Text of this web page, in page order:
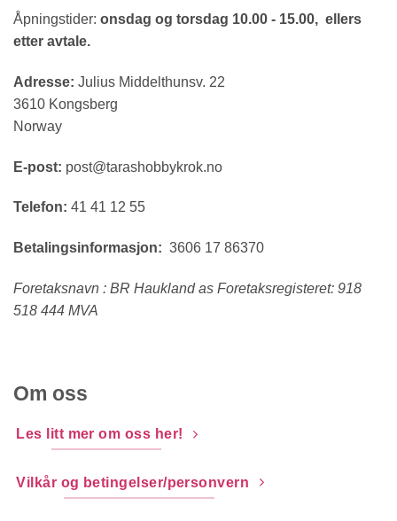
Åpningstider: onsdag og torsdag 10.00 - 15.00, ellers
etter avtale.
Adresse: Julius Middelthunsv. 22
3610 Kongsberg
Norway
E-post: post@tarashobbykrok.no
Telefon: 41 41 12 55
Betalingsinformasjon: 3606 17 86370
Foretaksnavn : BR Haukland as Foretaksregisteret: 918
518 444 MVA
Om oss
Les litt mer om oss her!
Vilkår og betingelser/personvern